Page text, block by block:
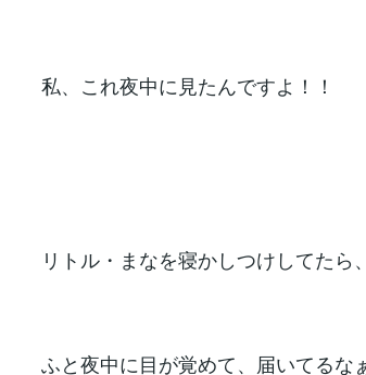
私、これ夜中に見たんですよ！！
リトル・まなを寝かしつけしてたら
ふと夜中に目が覚めて、届いてる